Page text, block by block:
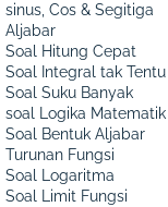
sinus, Cos & Segitiga
Aljabar
Soal Hitung Cepat
Soal Integral tak Tentu
Soal Suku Banyak
soal Logika Matematik
Soal Bentuk Aljabar
Turunan Fungsi
Soal Logaritma
Soal Limit Fungsi